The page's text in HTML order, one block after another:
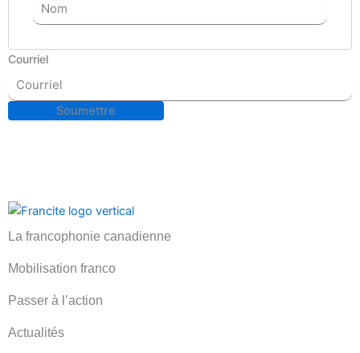
Courriel
La francophonie canadienne
Mobilisation franco
Passer à l’action
Actualités